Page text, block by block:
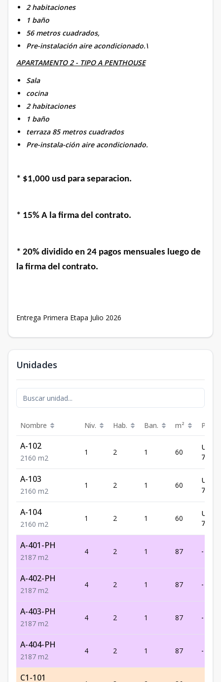
2 habitaciones
1 baño
56 metros cuadrados,
Pre-instalación aire acondicionado.\
APARTAMENTO 2 - TIPO A PENTHOUSE
Sala
cocina
2 habitaciones
1 baño
terraza 85 metros cuadrados
Pre-instala-ción aire acondicionado.
* $1,000 usd para separacion.
* 15% A la firma del contrato.
* 20% dividido en 24 pagos mensuales luego de
la firma del contrato.
Entrega Primera Etapa Julio 2026
Unidades
Nombre Niv. Hab. Ban. m² Precio
A-102
21 60 m2
1 2 1 60
US$
A-103
21 60 m2
1 2 1 60
US$
A-104
21 60 m2
1 2 1 60
US$
A-401-PH
21 87 m2
4 2 1 87 -
A-402-PH
21 87 m2
4 2 1 87 -
A-403-PH
21 87 m2
4 2 1 87 -
A-404-PH
21 87 m2
4 2 1 87 -
C1-101